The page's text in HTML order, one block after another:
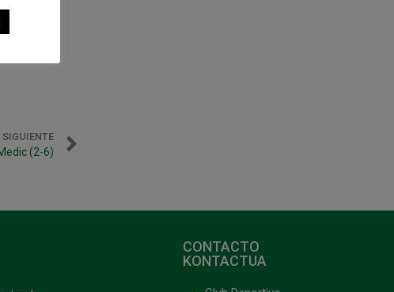
SIGUIENTE
(2-6)
CONTACTO
KONTACTUA